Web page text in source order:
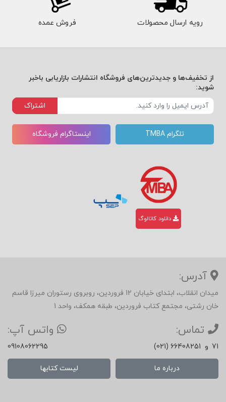
رویه ارسال محصولات فروش عمده
از تخفیف‌ها و جدیدترین‌های فروشگاه انتشارات بازاریابی باخبر
شوید:
اشتراک
تلگرام TMBA اینستاگرام فروشگاه
دانلود کاتالوگ
آدرس:
میدان انقلاب، ابتدای خیابان 12 فروردین، روبروی رستوران میرزا قاسم
خان رشتی، مجتمع کتاب فروردین، طبقه همکف، واحد 1
تماس:
(021) 66408251 و 71
واتس آپ:
09108062295
درباره ما لیست کتابها